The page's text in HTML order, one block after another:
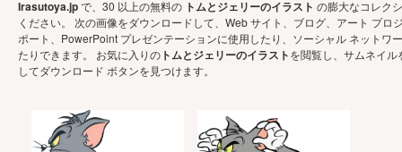
Irasutoya.jpで、30 以上の無料の トムとジェリーのイラスト の膨大なコレク
ください。 次の画像をダウンロードして、Web サイト、ブログ、アート プロ
ポート、PowerPoint プレゼンテーションに使用したり、ソーシャル ネットワ
たりできます。 お気に入りの トムとジェリーのイラストを閲覧し、サムネイル
してダウンロード ボタンを見つけます。